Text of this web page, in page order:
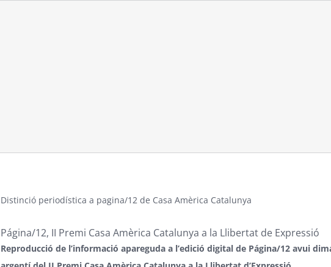
Distinció periodística a pagina/12 de Casa Amèrica Catalunya
Página/12, II Premi Casa Amèrica Catalunya a la Llibertat de Expressió
Reproducció de l’informació apareguda a l’edició digital de Página/12 avui